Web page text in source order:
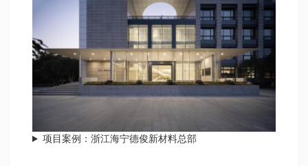
项目案例：浙江海宁德俊新材料总部